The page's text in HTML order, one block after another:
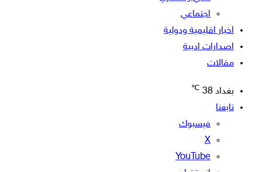
اجتماعي
اخبار اقليمية ودولية
اصدارات ادبية
مقالات
بغداد 38
℃
تابعنا
فيسبوك
‫X
‫YouTube